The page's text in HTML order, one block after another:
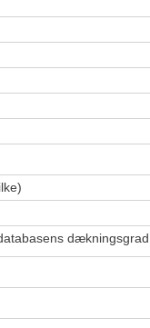
dækningsgrad.